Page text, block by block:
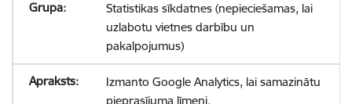
Statistikas sīkdatnes (nepieciešamas, lai
uzlabotu vietnes darbību un
pakalpojumus)
Izmanto Google Analytics, lai samazinātu
pieprasījuma līmeni.